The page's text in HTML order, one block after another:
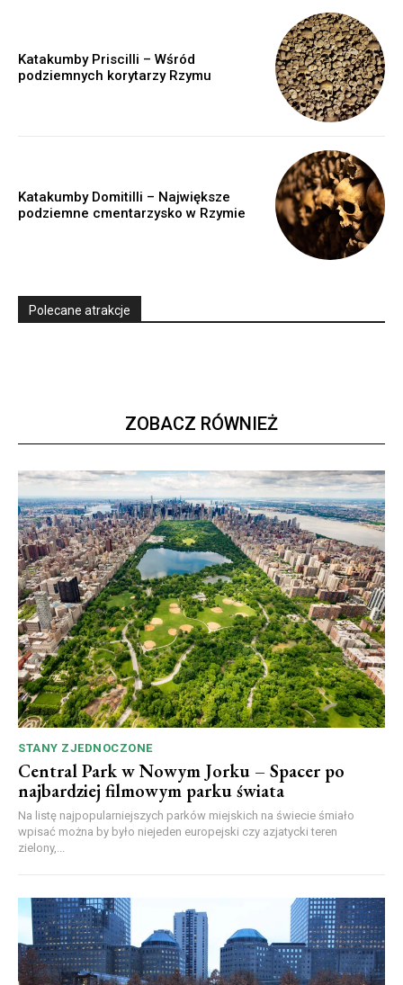
Katakumby Priscilli – Wśród
podziemnych korytarzy Rzymu
Katakumby Domitilli – Największe
podziemne cmentarzysko w Rzymie
Polecane atrakcje
ZOBACZ RÓWNIEŻ
STANY ZJEDNOCZONE
Central Park w Nowym Jorku – Spacer po
najbardziej filmowym parku świata
Na listę najpopularniejszych parków miejskich na świecie śmiało
wpisać można by było niejeden europejski czy azjatycki teren
zielony,...